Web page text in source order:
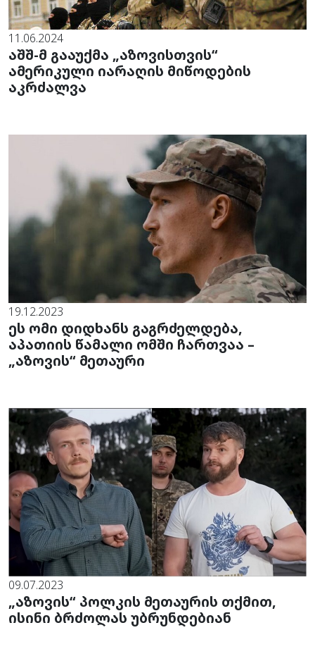
11.06.2024
აშშ-მ გააუქმა „აზოვისთვის“
ამერიკული იარაღის მიწოდების
აკრძალვა
19.12.2023
ეს ომი დიდხანს გაგრძელდება,
აპათიის წამალი ომში ჩართვაა –
„აზოვის“ მეთაური
09.07.2023
„აზოვის“ პოლკის მეთაურის თქმით,
ისინი ბრძოლას უბრუნდებიან